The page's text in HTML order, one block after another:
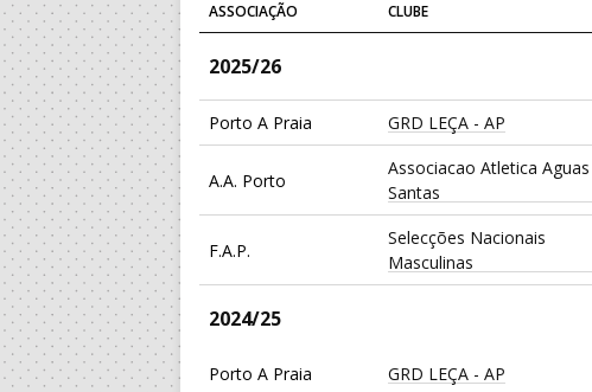
ASSOCIAÇÃO CLUBE
2025/26
Porto A Praia GRD LEÇA - AP
A.A. Porto
Associacao Atletica Aguas
Santas
F.A.P.
Selecções Nacionais
Masculinas
2024/25
Porto A Praia GRD LEÇA - AP